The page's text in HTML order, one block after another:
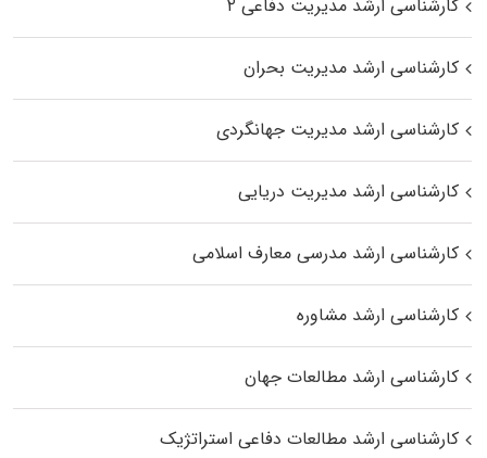
کارشناسی ارشد مدیریت دفاعی ۲
کارشناسی ارشد مدیریت بحران
کارشناسی ارشد مدیریت جهانگردی
کارشناسی ارشد مدیریت دریایی
کارشناسی ارشد مدرسی معارف اسلامی
کارشناسی ارشد مشاوره
کارشناسی ارشد مطالعات جهان
کارشناسی ارشد مطالعات دفاعی استراتژیک